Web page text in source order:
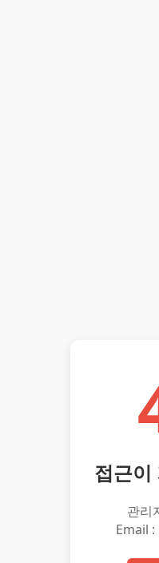
접근이
관리
Email